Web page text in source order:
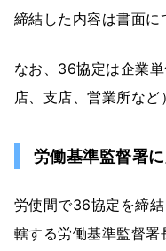
締結した内容は書面に
なお、36協定は企業
店、支店、営業所など
労働基準監督署
労使間で36協定を締
轄する労働基準監督